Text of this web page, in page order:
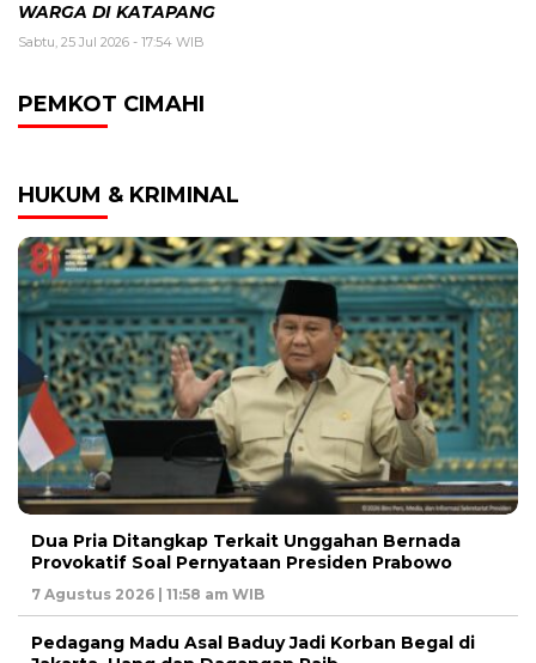
WARGA DI KATAPANG
Sabtu, 25 Jul 2026 - 17:54 WIB
PEMKOT CIMAHI
HUKUM & KRIMINAL
Dua Pria Ditangkap Terkait Unggahan Bernada
Provokatif Soal Pernyataan Presiden Prabowo
7 Agustus 2026 | 11:58 am WIB
Pedagang Madu Asal Baduy Jadi Korban Begal di